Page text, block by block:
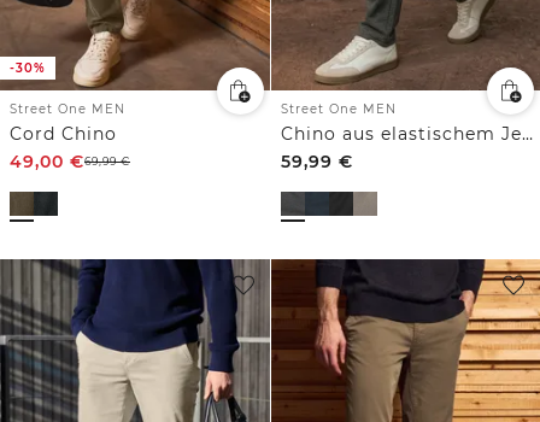
-30%
Street One MEN
Cord Chino
49,00 €69,99€
Street One MEN
Chino aus elastischem Jersey mit Flexbund
59,99 €